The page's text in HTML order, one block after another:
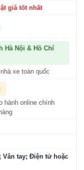
giá tốt nhất
Hà Nội & Hồ Chí
xe toàn quốc
hành online chính
Vân tay; Điện tử hoặc